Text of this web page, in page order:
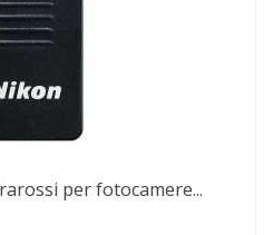
per fotocamere...